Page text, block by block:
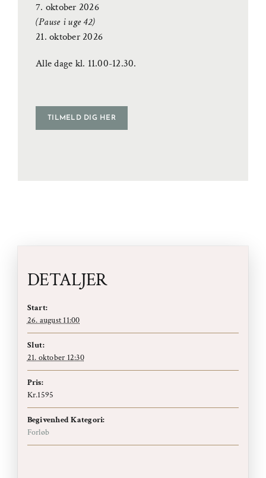
7. oktober 2026
(Pause i uge 42)
21. oktober 2026
Alle dage kl. 11.00-12.30.
TILMELD DIG HER
DETALJER
Start:
26. august 11:00
Slut:
21. oktober 12:30
Pris:
Kr.1595
Begivenhed Kategori:
Forløb